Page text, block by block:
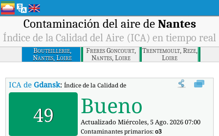
Contaminación del aire de Nantes
Índice de la Calidad del Aire (ICA) en tiempo real
Bouteillerie,
Nantes, Loire
Freres Goncourt,
Nantes, Loire
Trentemoult, Reze,
Loire
ICA deGdansk:Índice de la Calidad del Aire (ICA) de Gdansk en tiempo
49 Bueno
Actualizado Miércoles, 5 Ago. 2026 07:00
Contaminantes primarios:o3